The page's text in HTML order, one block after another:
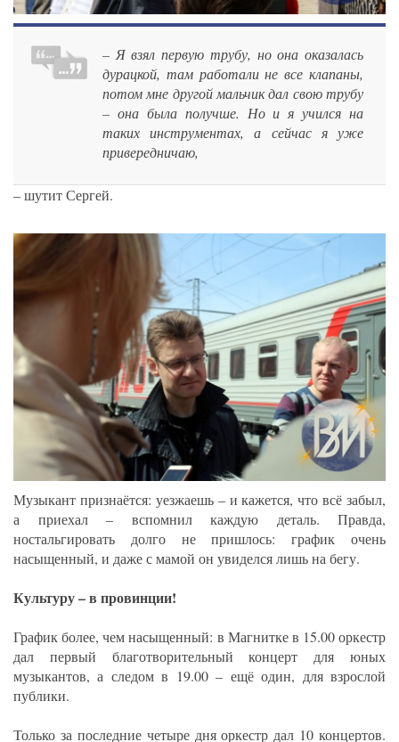
– Я взял первую трубу, но она оказалась
дурацкой, там работали не все клапаны,
потом мне другой мальчик дал свою трубу
– она была получше. Но и я учился на
таких инструментах, а сейчас я уже
привередничаю,
– шутит Сергей.
Музыкант признаётся: уезжаешь – и кажется, что всё забыл,
а приехал – вспомнил каждую деталь. Правда,
ностальгировать долго не пришлось: график очень
насыщенный, и даже с мамой он увиделся лишь на бегу.
Культуру – в провинции!
График более, чем насыщенный: в Магнитке в 15.00 оркестр
дал первый благотворительный концерт для юных
музыкантов, а следом в 19.00 – ещё один, для взрослой
публики.
Только за последние четыре дня оркестр дал 10 концертов.